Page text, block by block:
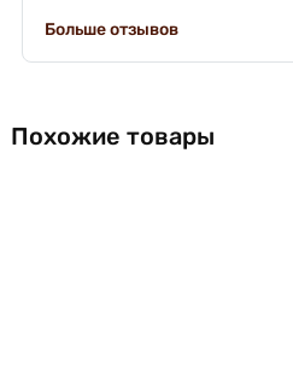
Больше отзывов
Похожие товары